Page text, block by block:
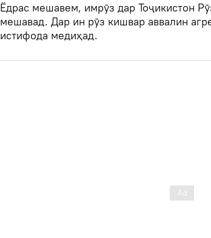
Ёдрас мешавем, имрӯз дар Тоҷикистон
мешавад. Дар ин рӯз кишвар аввалин
истифода медиҳад.